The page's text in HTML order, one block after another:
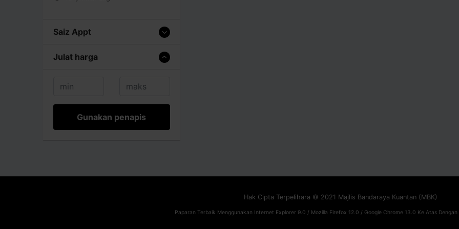
Saiz Appt
Julat harga
Gunakan penapis
Hak Cipta Terpelihara © 2021 Majlis Bandaraya Kuantan (MBK)
Paparan Terbaik Menggunakan Internet Explorer 9.0 / Mozilla Firefox 12.0 / Google Chrome 13.0 Ke Atas